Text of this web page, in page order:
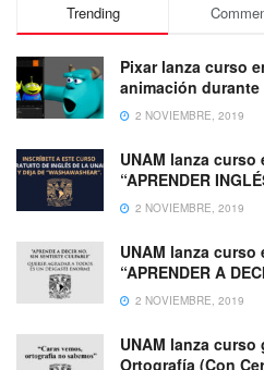
Trending
Pixar lanza curso
animación durante
2 NOVIEMBRE, 2019
UNAM lanza
“APRENDER
2 NOVIEMBRE, 2019
UNAM lanza
“APRENDER A
2 NOVIEMBRE, 2019
UNAM lanza
Ortografía (Con